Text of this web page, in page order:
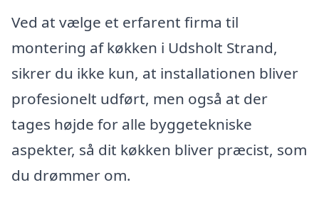
Ved at vælge et erfarent firma til
montering af køkken i Udsholt Strand,
sikrer du ikke kun, at installationen bliver
profesionelt udført, men også at der
tages højde for alle byggetekniske
aspekter, så dit køkken bliver præcist, som
du drømmer om.